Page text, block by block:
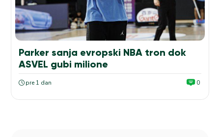
Parker sanja evropski NBA tron dok
ASVEL gubi milione
pre 1 dan 0